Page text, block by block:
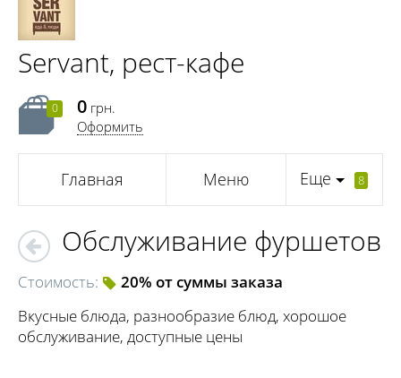
Servant, рест-кафе
0 0 грн.
Оформить
Главная Меню Еще 8
Обслуживание фуршетов
Стоимость:
20% от суммы заказа
Вкусные блюда, разнообразие блюд, хорошое
обслуживание, доступные цены